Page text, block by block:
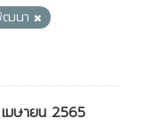
ฒนา
มษายน 2565